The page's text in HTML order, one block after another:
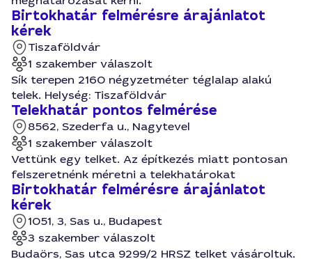
Birtokhatár felmérésre árajánlatot
kérek
Tiszaföldvár
1 szakember válaszolt
Sík terepen 2160 négyzetméter téglalap alakú
telek. Helység: Tiszaföldvár
Telekhatár pontos felmérése
8562, Szederfa u., Nagytevel
1 szakember válaszolt
Vettünk egy telket. Az építkezés miatt pontosan
felszeretnénk méretni a telekhatárokat
Birtokhatár felmérésre árajánlatot
kérek
1051, 3, Sas u., Budapest
3 szakember válaszolt
Budaörs, Sas utca 9299/2 HRSZ telket vásároltuk.